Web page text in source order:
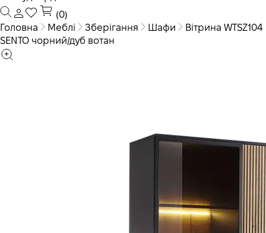
(0)
Головна
Меблі Зберігання Шафи
Вітрина WTSZ104
SENTO чорний/дуб вотан